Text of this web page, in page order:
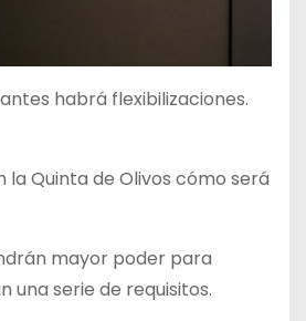
habrá flexibilizaciones.
Quinta de Olivos cómo será
mayor poder para
una serie de requisitos.